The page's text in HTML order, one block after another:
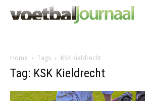
Home Tags KSK Kieldrecht
Tag: KSK Kieldrecht